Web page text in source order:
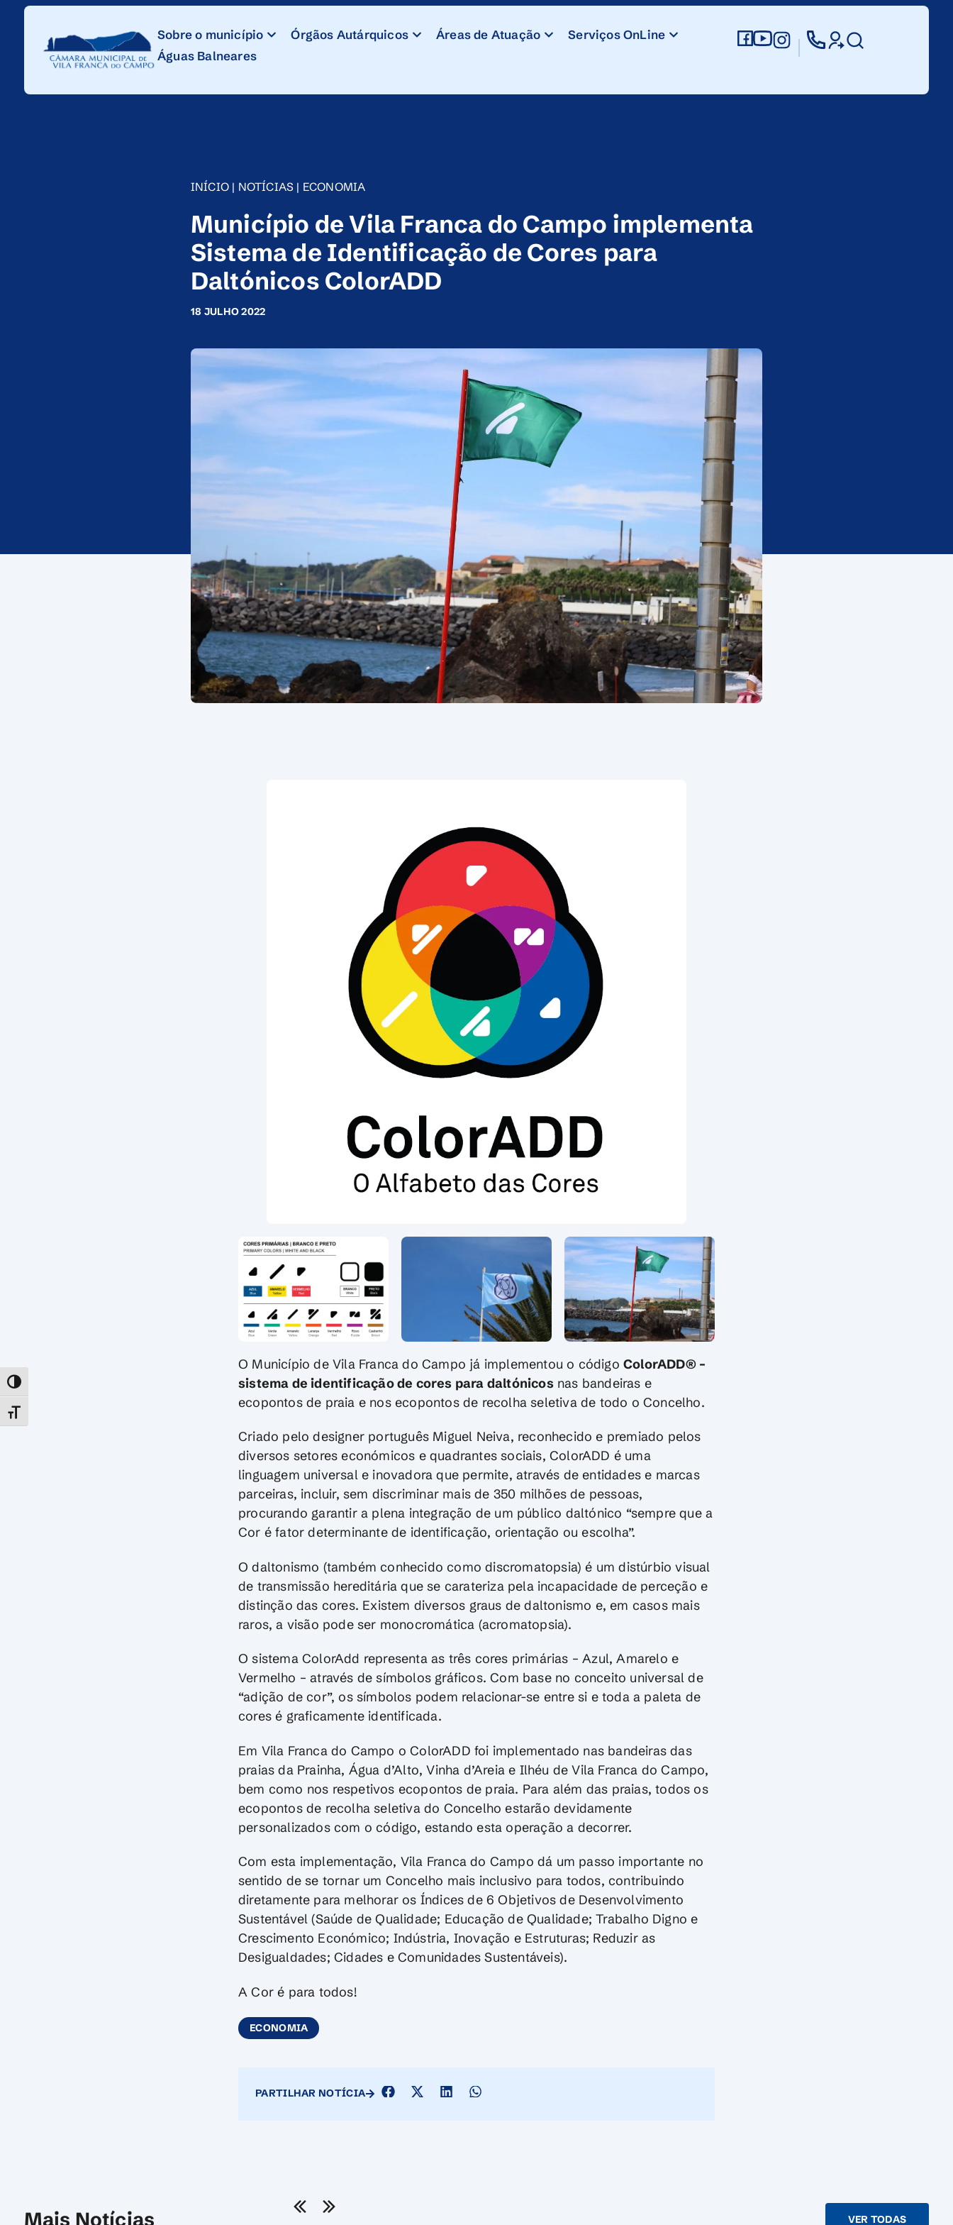
Skip
Content
TOGGLE HIGH CONTRAST
TOGGLE FONT SIZE
Sobre o município Órgãos Autárquicos Áreas de Atuação
Serviços OnLine
Águas Balneares
INÍCIO | NOTÍCIAS | ECONOMIA
Município de Vila Franca do Campo implementa
Sistema de Identificação de Cores para
Daltónicos ColorADD
18 JULHO 2022
O Município de Vila Franca do Campo já implementou o código ColorADD® –
sistema de identificação de cores para daltónicos nas bandeiras e
ecopontos de praia e nos ecopontos de recolha seletiva de todo o Concelho.
Criado pelo designer português Miguel Neiva, reconhecido e premiado pelos
diversos setores económicos e quadrantes sociais, ColorADD é uma
linguagem universal e inovadora que permite, através de entidades e marcas
parceiras, incluir, sem discriminar mais de 350 milhões de pessoas,
procurando garantir a plena integração de um público daltónico “sempre que a
Cor é fator determinante de identificação, orientação ou escolha”.
O daltonismo (também conhecido como discromatopsia) é um distúrbio visual
de transmissão hereditária que se carateriza pela incapacidade de perceção e
distinção das cores. Existem diversos graus de daltonismo e, em casos mais
raros, a visão pode ser monocromática (acromatopsia).
O sistema ColorAdd representa as três cores primárias – Azul, Amarelo e
Vermelho – através de símbolos gráficos. Com base no conceito universal de
“adição de cor”, os símbolos podem relacionar-se entre si e toda a paleta de
cores é graficamente identificada.
Em Vila Franca do Campo o ColorADD foi implementado nas bandeiras das
praias da Prainha, Água d’Alto, Vinha d’Areia e Ilhéu de Vila Franca do Campo,
bem como nos respetivos ecopontos de praia. Para além das praias, todos os
ecopontos de recolha seletiva do Concelho estarão devidamente
personalizados com o código, estando esta operação a decorrer.
Com esta implementação, Vila Franca do Campo dá um passo importante no
sentido de se tornar um Concelho mais inclusivo para todos, contribuindo
diretamente para melhorar os Índices de 6 Objetivos de Desenvolvimento
Sustentável (Saúde de Qualidade; Educação de Qualidade; Trabalho Digno e
Crescimento Económico; Indústria, Inovação e Estruturas; Reduzir as
Desigualdades; Cidades e Comunidades Sustentáveis).
A Cor é para todos!
ECONOMIA
PARTILHAR NOTÍCIA
Mais Notícias VER TODAS